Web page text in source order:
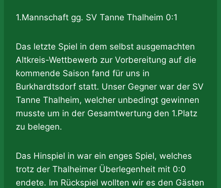
1.Mannschaft gg. SV Tanne Thalheim 0:1
Das letzte Spiel in dem selbst ausgemachten
Altkreis-Wettbewerb zur Vorbereitung auf die
kommende Saison fand für uns in
Burkhardtsdorf statt. Unser Gegner war der SV
Tanne Thalheim, welcher unbedingt gewinnen
musste um in der Gesamtwertung den 1.Platz
zu belegen.
Das Hinspiel in war ein enges Spiel, welches
trotz der Thalheimer Überlegenheit mit 0:0
endete. Im Rückspiel wollten wir es den Gästen